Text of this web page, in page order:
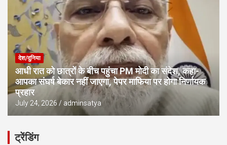
देश/दुनिया
आधी रात को छात्रों के बीच पहुंचा PM मोदी का संदेश, कहा-
आपका संघर्ष बेकार नहीं जाएगा, पेपर माफिया पर होगा निर्णायक
प्रहार
July 24, 2026 adminsatya
ट्रेंडिंग